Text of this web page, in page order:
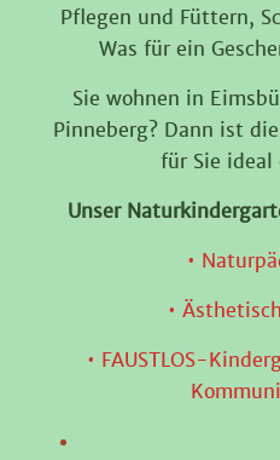
Pflegen und Füttern,
Was für ein
Sie wohnen in
Pinneberg? Dann ist
für Sie ideal
Unser
•
•
• FAUSTLOS-